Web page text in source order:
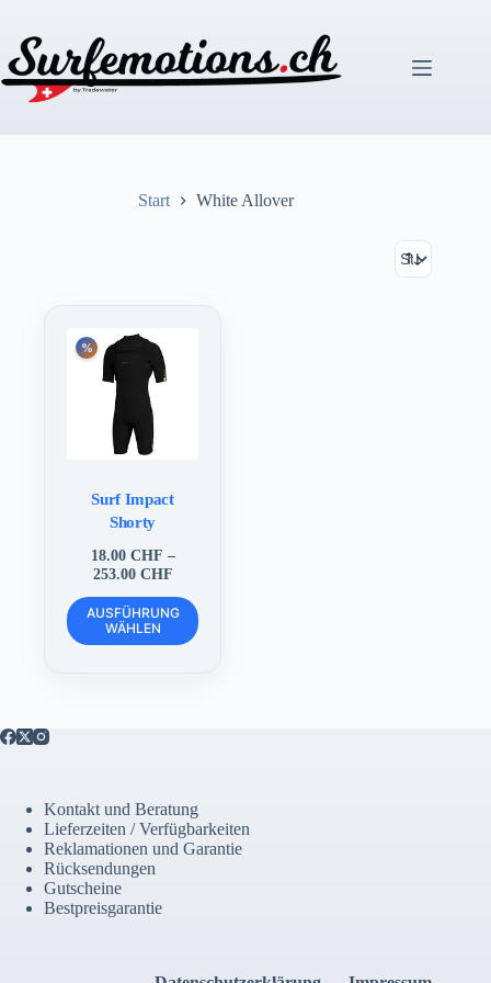
springen
Start White Allover
Surf Impact
Shorty
18.00 CHF –
253.00 CHFPreisspanne:
bis
253.00 CHF
AUSFÜHRUNG
WÄHLEN
Dieses
Produkt
weist
der
Produktseite
gewählt
werden
Kontakt und Beratung
Lieferzeiten / Verfügbarkeiten
Reklamationen und Garantie
Rücksendungen
Gutscheine
Bestpreisgarantie